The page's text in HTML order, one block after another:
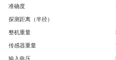
准确度
探测距离（半径）
整机重量
传感器重量
输入电压